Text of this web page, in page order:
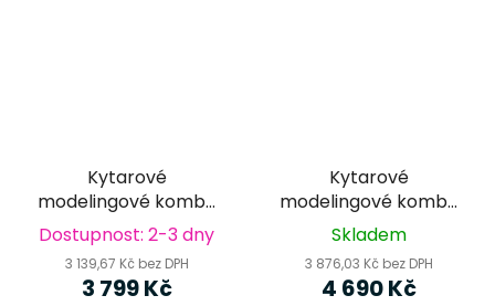
Kytarové
modelingové kombo
NUX Mighty 20MKII
Dostupnost: 2-3 dny
3 139,67 Kč bez DPH
3 799 Kč
Kytarové
modelingové kombo
NUX Mighty 40MKII
Skladem
3 876,03 Kč bez DPH
4 690 Kč